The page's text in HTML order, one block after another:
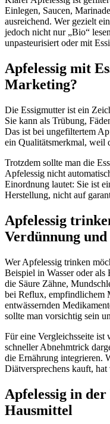
Einlegen, Saucen,
ausreichend. Wer gezielt
jedoch nicht nur „Bio“
unpasteurisiert oder mit
Apfelessig mit
Marketing?
Die Essigmutter ist ein
Sie kann als Trübung,
Das ist bei ungefiltertem
ein Qualitätsmerkmal, weil
Trotzdem sollte man die
Apfelessig nicht
Einordnung lautet: Sie ist
Herstellung, nicht auf
Apfelessig
Verdünnung
Wer Apfelessig trinken
Beispiel in Wasser oder als
die Säure Zähne,
bei Reflux, empfindlichem
entwässernden
sollte man vorsichtig sein
Für eine Vergleichsseite
schneller Abnehmtrick
die Ernährung integrieren.
Diätversprechens kauft,
Apfelessig in
Hausmittel